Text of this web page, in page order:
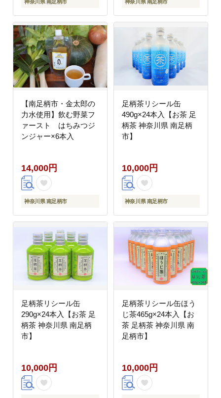
神奈川県 南足柄市 神奈川県 南足柄市
【南足柄市・金太郎の
力水使用】飲む野菜フ
ァースト はちみつジ
ンジャー×6本入
14,000円
神奈川県 南足柄市
足柄茶リシール缶
490g×24本入【お茶 足
柄茶 神奈川県 南足柄
市】
10,000円
神奈川県 南足柄市
足柄茶リシール缶
290g×24本入【お茶 足
柄茶 神奈川県 南足柄
市】
10,000円
足柄茶リシール缶ほう
じ茶465g×24本入【お
茶 足柄茶 神奈川県 南
足柄市】
10,000円